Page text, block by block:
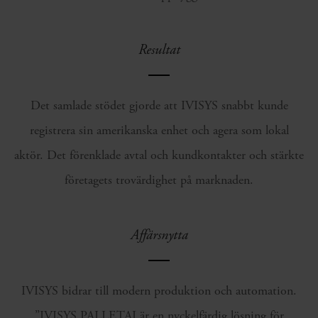
Resultat
Det samlade stödet gjorde att IVISYS snabbt kunde
registrera sin amerikanska enhet och agera som lokal
aktör. Det förenklade avtal och kundkontakter och stärkte
företagets trovärdighet på marknaden.
Affärsnytta
IVISYS bidrar till modern produktion och automation.